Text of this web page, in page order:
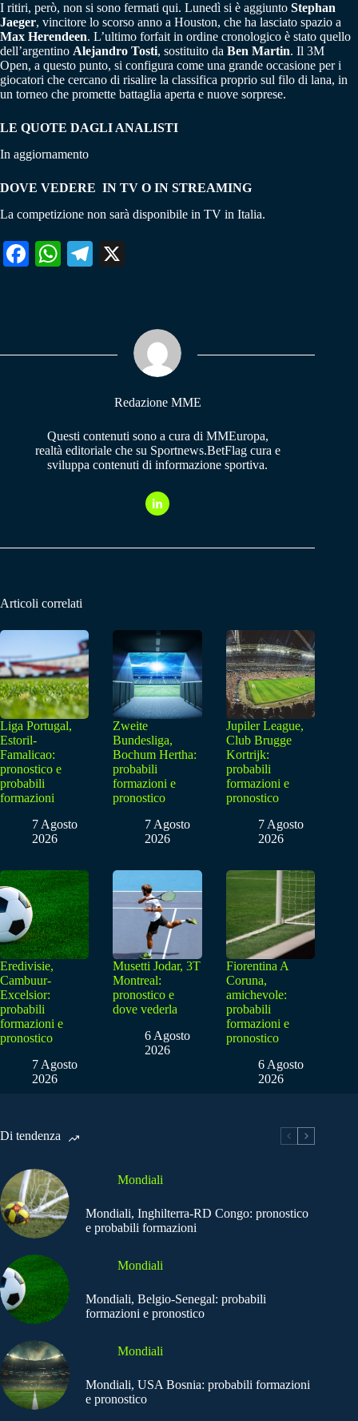
I ritiri, però, non si sono fermati qui. Lunedì si è aggiunto Stephan
Jaeger, vincitore lo scorso anno a Houston, che ha lasciato spazio a
Max Herendeen. L’ultimo forfait in ordine cronologico è stato quello
dell’argentino Alejandro Tosti, sostituito da Ben Martin. Il 3M
Open, a questo punto, si configura come una grande occasione per i
giocatori che cercano di risalire la classifica proprio sul filo di lana, in
un torneo che promette battaglia aperta e nuove sorprese.
LE QUOTE DAGLI ANALISTI
In aggiornamento
DOVE VEDERE IN TV O IN STREAMING
La competizione non sarà disponibile in TV in Italia.
Fa W
pp
Te
m
Redazione MME
Questi contenuti sono a cura di MMEuropa,
realtà editoriale che su Sportnews.BetFlag cura e
sviluppa contenuti di informazione sportiva.
Articoli correlati
Liga Portugal,
Estoril-
Famalicao:
pronostico e
probabili
formazioni
7 Agosto
2026
Zweite
Bundesliga,
Bochum Hertha:
probabili
formazioni e
pronostico
7 Agosto
2026
Jupiler League,
Club Brugge
Kortrijk:
probabili
formazioni e
pronostico
7 Agosto
2026
Eredivisie,
Cambuur-
Excelsior:
probabili
formazioni e
pronostico
7 Agosto
2026
Musetti Jodar, 3T
Montreal:
pronostico e
dove vederla
6 Agosto
2026
Fiorentina A
Coruna,
amichevole:
probabili
formazioni e
pronostico
6 Agosto
2026
Di tendenza
Mondiali
Mondiali, Inghilterra-RD Congo: pronostico
e probabili formazioni
Mondiali
Mondiali, Belgio-Senegal: probabili
formazioni e pronostico
Mondiali
Mondiali, USA Bosnia: probabili formazioni
e pronostico